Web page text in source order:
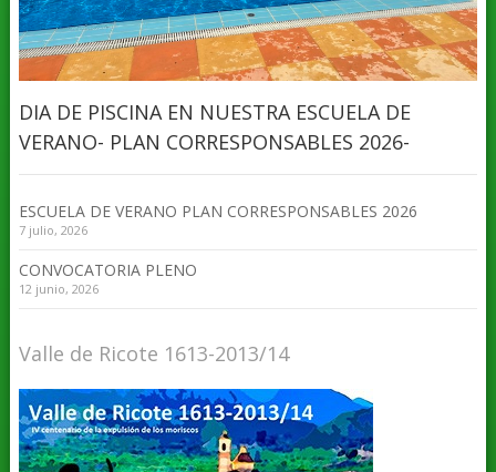
DIA DE PISCINA EN NUESTRA ESCUELA DE
VERANO- PLAN CORRESPONSABLES 2026-
ESCUELA DE VERANO PLAN CORRESPONSABLES 2026
7 julio, 2026
CONVOCATORIA PLENO
12 junio, 2026
Valle de Ricote 1613-2013/14